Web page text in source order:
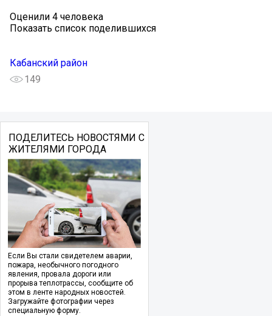
Оценили 4 человека
Показать список поделившихся
Кабанский район
149
ПОДЕЛИТЕСЬ НОВОСТЯМИ С
ЖИТЕЛЯМИ ГОРОДА
Если Вы стали свидетелем аварии,
пожара, необычного погодного
явления, провала дороги или
прорыва теплотрассы, сообщите об
этом в ленте народных новостей.
Загружайте фотографии через
специальную форму.